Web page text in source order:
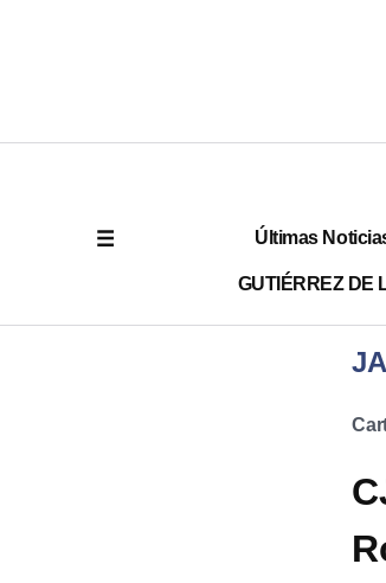
Últimas
GUTIÉRREZ DE